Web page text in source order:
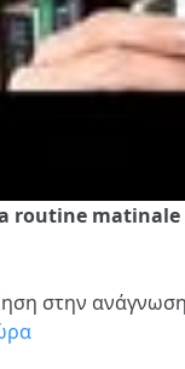
routine matinale
στην ανάγνωση